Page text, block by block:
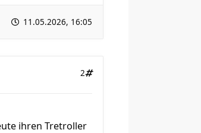
11.05.2026, 16:05
2
ihren Tretroller